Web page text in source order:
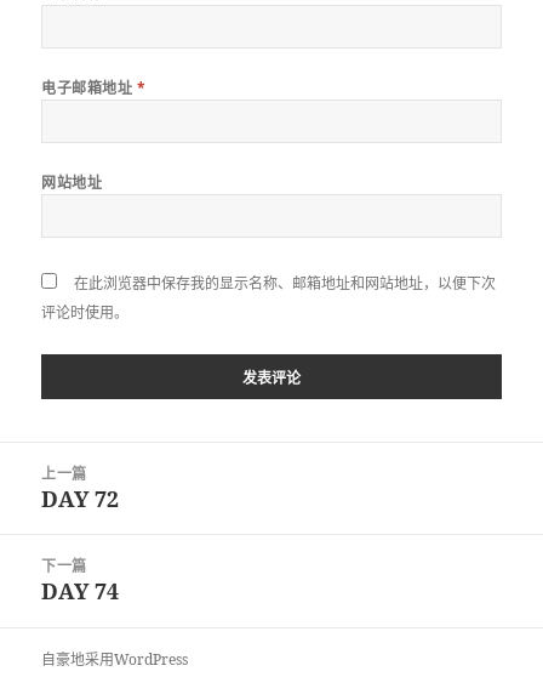
电子邮箱地址 *
网站地址
在此浏览器中保存我的显示名称、邮箱地址和网站地址，以便下次
评论时使用。
上一篇
上
文
章：
DAY 72
下一篇
下
文
DAY 74
自豪地采用WordPress